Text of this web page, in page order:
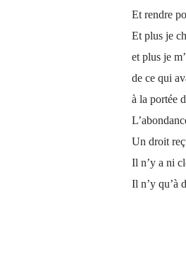
Et rendre
Et plus je
et plus je
de ce qui
à la portée
Un droit
Il n’y a ni
Il n’y qu’à